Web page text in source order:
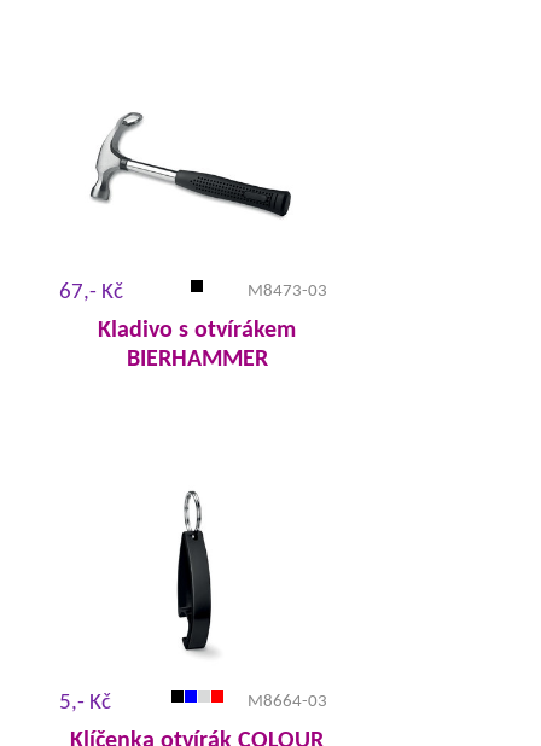
67,- Kč M8473-03
Kladivo s otvírákem
BIERHAMMER
5,- Kč M8664-03
Klíčenka otvírák COLOUR